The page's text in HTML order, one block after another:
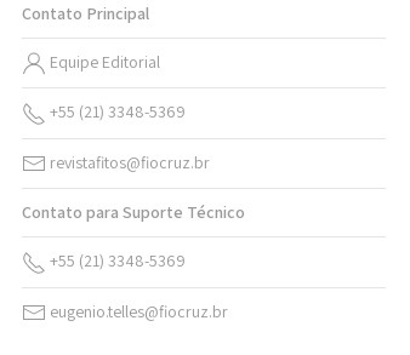
Contato Principal
Equipe Editorial
+55 (21) 3348-5369
revistafitos@fiocruz.br
Contato para Suporte Técnico
+55 (21) 3348-5369
eugenio.telles@fiocruz.br